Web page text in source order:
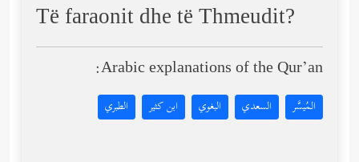
Të faraonit dhe të Thmeudit?
Arabic explanations of the Qur’an:
المُيسَّر السعدي البغوي ابن كثير الطبري